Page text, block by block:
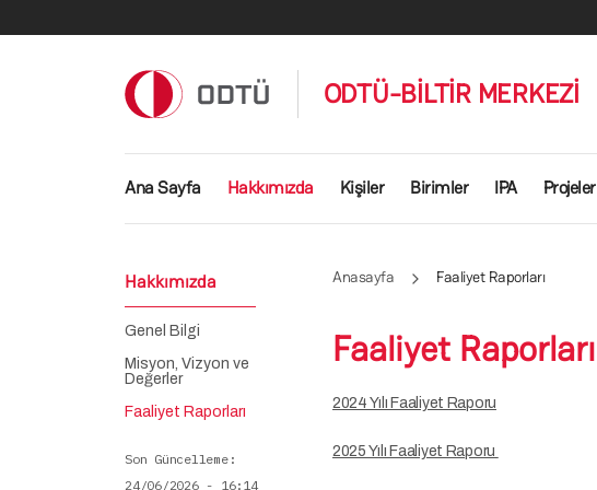
ODTÜ-BİLTİR MERKEZİ
Ana gezinti menüsü
Ana Sayfa Hakkımızda Kişiler Birimler IPA Projeler
Anasayfa Faaliyet Raporları
Faaliyet Raporları
2024 Yılı Faaliyet Raporu
2025 Yılı Faaliyet Raporu
Hakkımızda
Genel Bilgi
Misyon, Vizyon ve
Değerler
Faaliyet Raporları
Son Güncelleme
24/06/2026 - 16:14